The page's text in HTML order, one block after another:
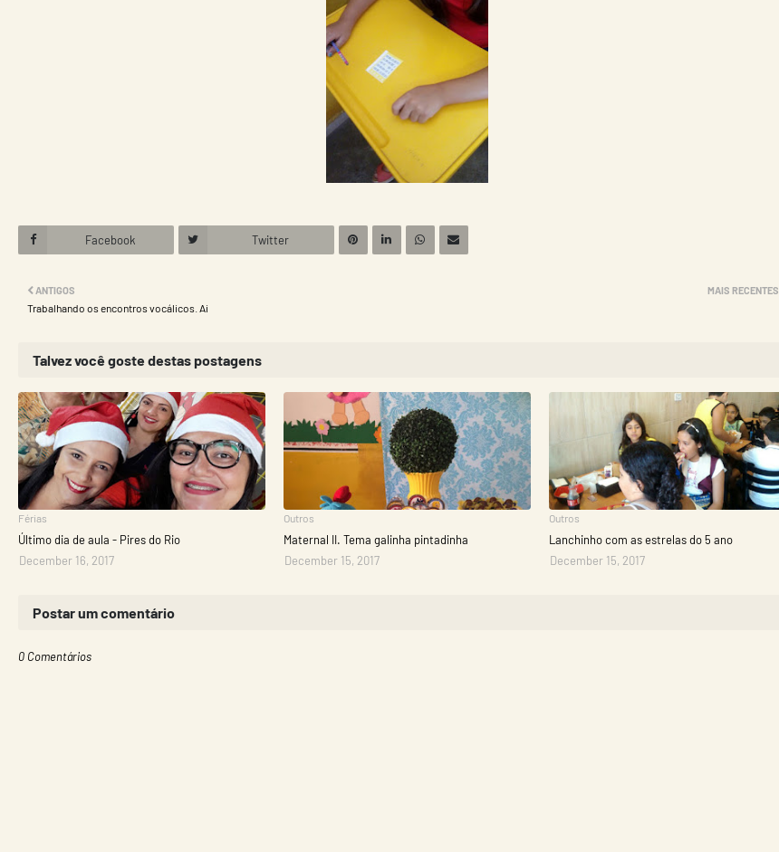
Facebook Twitter
MAIS RECENTES
ANTIGOS
Trabalhando os encontros vocálicos. Ai
Talvez você goste destas postagens
Férias
Último dia de aula - Pires do Rio
December 16, 2017
Outros
Maternal II. Tema galinha pintadinha
December 15, 2017
Outros
Lanchinho com as estrelas do 5 ano
December 15, 2017
Postar um comentário
0 Comentários